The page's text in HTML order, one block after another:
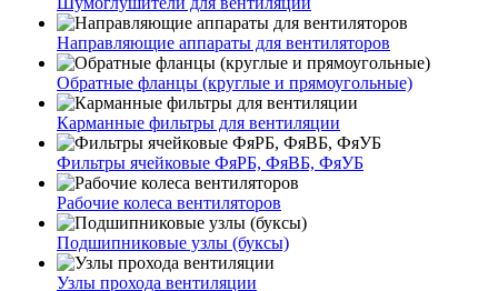
Направляющие аппараты для вентиляторов
Обратные фланцы (круглые и прямоугольные)
Карманные фильтры для вентиляции
Фильтры ячейковые ФяРБ, ФяВБ, ФяУБ
Рабочие колеса вентиляторов
Подшипниковые узлы (буксы)
Узлы прохода вентиляции